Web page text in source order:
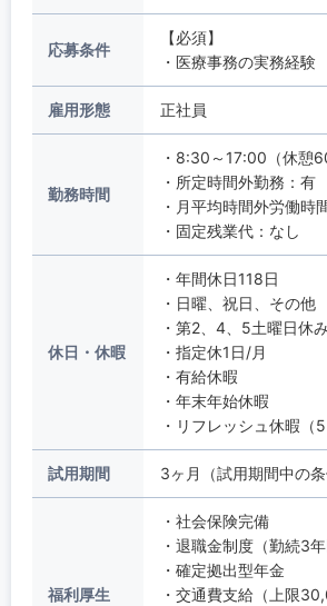
応募条件
【必須】
・医療事務の実務経験
雇用形態 正社員
勤務時間
・8:30～17:00（休憩
・所定時間外勤務：有
・月平均時間外労働時
・固定残業代：なし
休日・休暇
・年間休日118日
・日曜、祝日、その他
・第2、4、5土曜日休み
・指定休1日/月
・有給休暇
・年末年始休暇
・リフレッシュ休暇（5
試用期間 3ヶ月（試用期間中の条
福利厚生
・社会保険完備
・退職金制度（勤続3年
・確定拠出型年金
・交通費支給（上限